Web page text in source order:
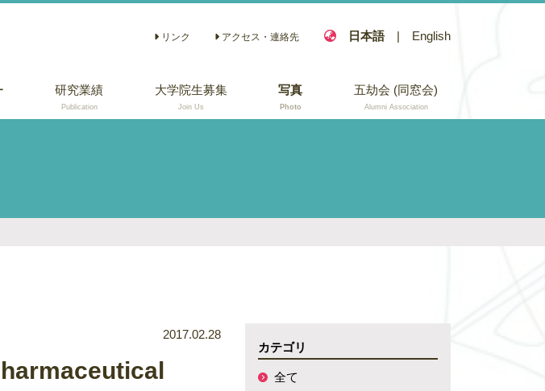
リンク アクセス・連絡先 日本語 | English
研究業績
Publication
大学院生募集
Join Us
写真
Photo
五劫会 (同窓会)
Alumni Association
2017.02.28
カテゴリ
全て